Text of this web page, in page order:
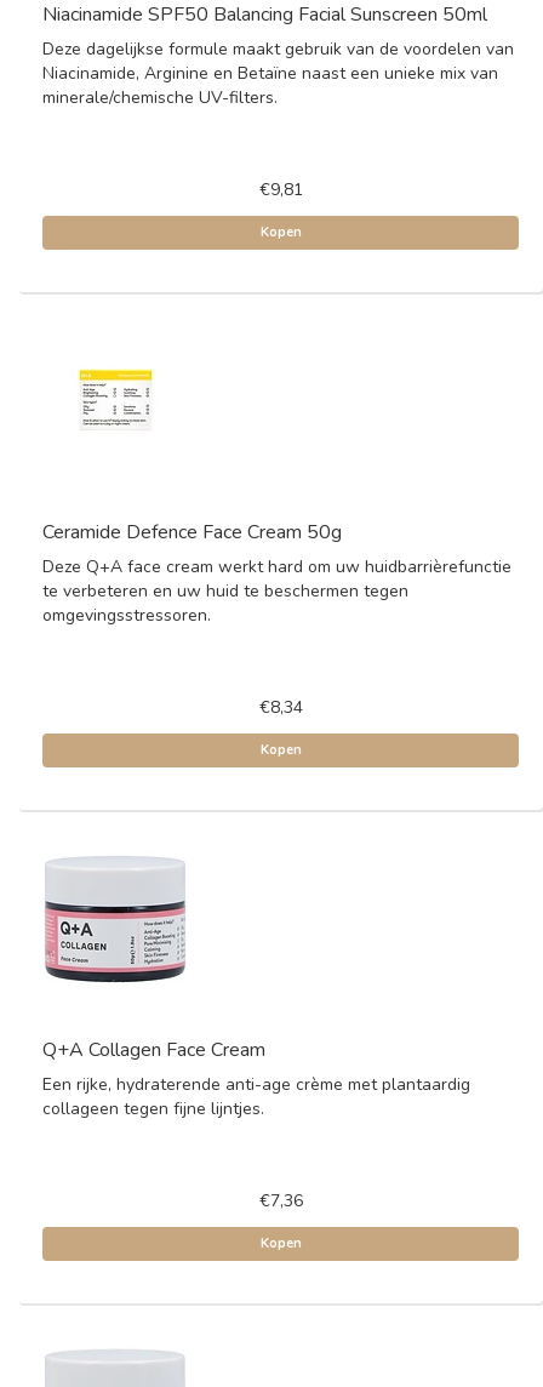
Niacinamide SPF50 Balancing Facial Sunscreen 50ml
Deze dagelijkse formule maakt gebruik van de voordelen van
Niacinamide, Arginine en Betaïne naast een unieke mix van
minerale/chemische UV-filters.
€9,81
Kopen
Ceramide Defence Face Cream 50g
Deze Q+A face cream werkt hard om uw huidbarrièrefunctie
te verbeteren en uw huid te beschermen tegen
omgevingsstressoren.
€8,34
Kopen
Q+A Collagen Face Cream
Een rijke, hydraterende anti-age crème met plantaardig
collageen tegen fijne lijntjes.
€7,36
Kopen